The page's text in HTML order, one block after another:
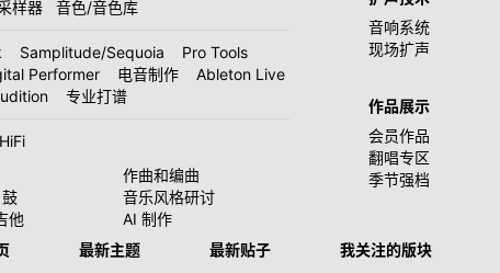
样器 音色/音色库
Samplitude/Sequoia
Pro Tools
Performer 电音制作
Ableton Live
专业打谱
鼓
他
作曲和编曲
音乐风格研讨
AI 制作
音响系统
现场扩声
作品展示
会员作品
翻唱专区
季节强档
最新主题 最新贴子 我关注的版块